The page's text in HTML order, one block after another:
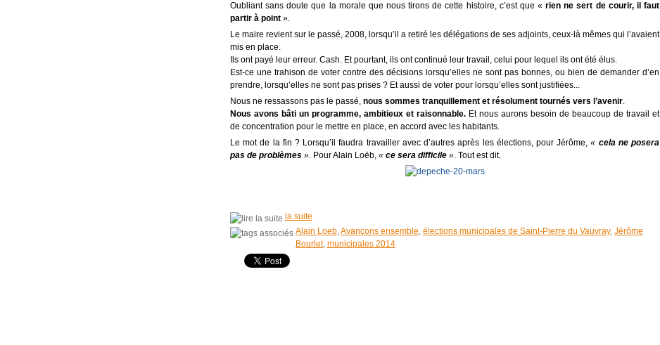
Oubliant sans doute que la morale que nous tirons de cette histoire, c’est que «rien ne sert de courir, il faut
partir à point ».
Le maire revient sur le passé, 2008, lorsqu’il a retiré les délégations de ses adjoints, ceux-là mêmes qui l’avaient
mis en place.
Ils ont payé leur erreur. Cash. Et pourtant, ils ont continué leur travail, celui pour lequel ils ont été élus.
Est-ce une trahison de voter contre des décisions lorsqu’elles ne sont pas bonnes, ou bien de demander d’en
prendre, lorsqu’elles ne sont pas prises ? Et aussi de voter pour lorsqu’elles sont justifiées...
Nous ne ressassons pas le passé, nous sommes tranquillement et résolument tournés vers l’avenir.
Nous avons bâti un programme, ambitieux et raisonnable. Et nous aurons besoin de beaucoup de travail et
de concentration pour le mettre en place, en accord avec les habitants.
Le mot de la fin ? Lorsqu’il faudra travailler avec d’autres après les élections, pour Jérôme,« cela ne posera
pas de problèmes ». Pour Alain Loëb, « ce sera difficile ». Tout est dit.
la suite
Alain Loeb,Avançons ensemble, élections municipales de Saint-Pierre du Vauvray, Jérôme
Bourlet, municipales 2014